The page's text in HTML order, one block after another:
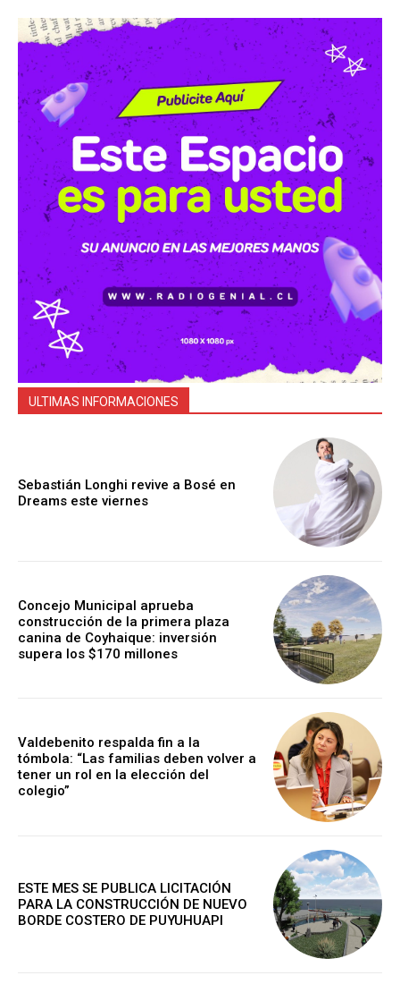
ULTIMAS INFORMACIONES
Sebastián Longhi revive a Bosé en
Dreams este viernes
Concejo Municipal aprueba
construcción de la primera plaza
canina de Coyhaique: inversión
supera los $170 millones
Valdebenito respalda fin a la
tómbola: “Las familias deben volver a
tener un rol en la elección del
colegio”
ESTE MES SE PUBLICA LICITACIÓN
PARA LA CONSTRUCCIÓN DE NUEVO
BORDE COSTERO DE PUYUHUAPI